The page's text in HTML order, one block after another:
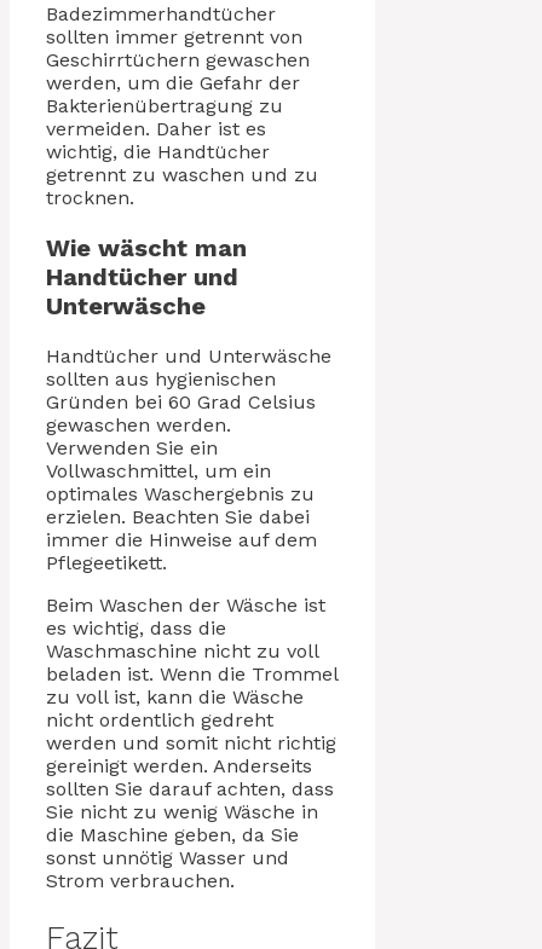
Badezimmerhandtücher
sollten immer getrennt von
Geschirrtüchern gewaschen
werden, um die Gefahr der
Bakterienübertragung zu
vermeiden. Daher ist es
wichtig, die Handtücher
getrennt zu waschen und zu
trocknen.
Wie wäscht man
Handtücher und
Unterwäsche
Handtücher und Unterwäsche
sollten aus hygienischen
Gründen bei 60 Grad Celsius
gewaschen werden.
Verwenden Sie ein
Vollwaschmittel, um ein
optimales Waschergebnis zu
erzielen. Beachten Sie dabei
immer die Hinweise auf dem
Pflegeetikett.
Beim Waschen der Wäsche ist
es wichtig, dass die
Waschmaschine nicht zu voll
beladen ist. Wenn die Trommel
zu voll ist, kann die Wäsche
nicht ordentlich gedreht
werden und somit nicht richtig
gereinigt werden. Anderseits
sollten Sie darauf achten, dass
Sie nicht zu wenig Wäsche in
die Maschine geben, da Sie
sonst unnötig Wasser und
Strom verbrauchen.
Fazit